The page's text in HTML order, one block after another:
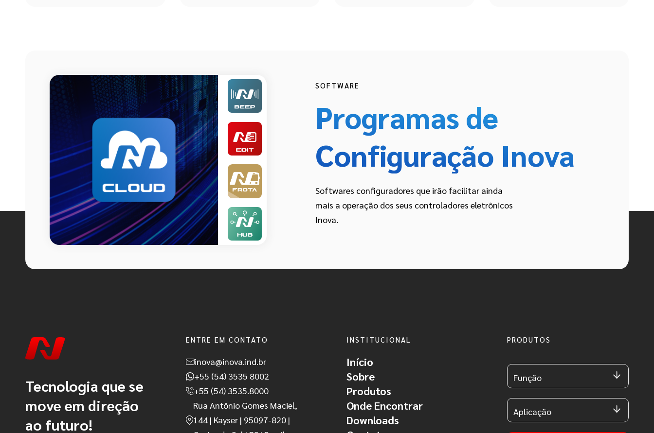
SOFTWARE
Programas de
Configuração Inova
Softwares configuradores que irão facilitar ainda
mais a operação dos seus controladores eletrônicos
Inova.
Tecnologia que se
move em direção
ao futuro!
ENTRE EM CONTATO
inova@inova.ind.br
+55 (54) 3535 8002
+55 (54) 3535.8000
Rua Antônio Gomes Maciel,
144 | Kayser | 95097-820 |
INSTITUCIONAL
Início
Sobre
Produtos
Onde Encontrar
Downloads
PRODUTOS
Função
Aplicação